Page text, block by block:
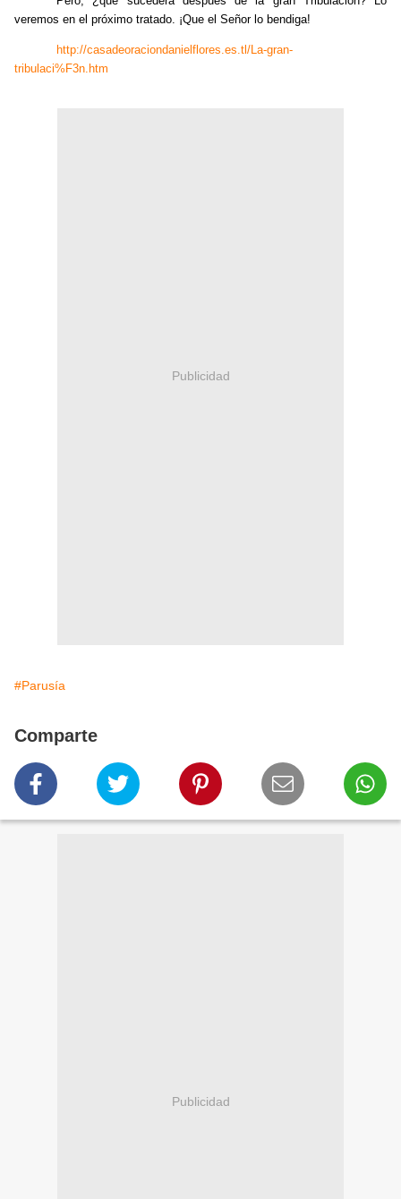
veremos en el próximo tratado. ¡Que el Señor lo bendiga!
http://casadeoraciondanielflores.es.tl/La-gran-
tribulaci%F3n.htm
Publicidad
#Parusía
Comparte
Publicidad